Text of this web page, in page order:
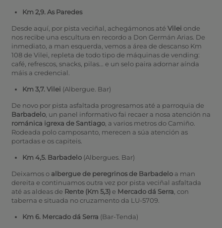
Km 2,9. As Paredes
Desde aquí, por pista veciñal, achegámonos até Vilei onde
nos recibe una escultura en recordo a Don Germán Arias. De
inmediato, a man esquerda, vemos a área de descanso Km
108 de Vilei, repleta de todo tipo de máquinas de vending:
café, refrescos, snacks, pilas... e un selo paira adornar aínda
máis a credencial.
Km 3,7. Vilei (Albergue. Bar)
De novo por pista asfaltada progresamos até a parroquia de
Barbadelo, un panel informativo fai recaer a nosa atención na
románica igrexa de Santiago, a varios metros do Camiño.
Rodeada polo camposanto, merecen a súa atención as
portadas e os capiteis.
Km 4,5. Barbadelo (Albergues. Bar)
Deixamos o albergue de peregrinos de Barbadeloa man
dereita e continuamos outra vez por pista veciñal asfaltada
até as aldeas de Rente (Km 5,3)e Mercado dá Serra , con
taberna e situada no cruzamento da LU-5709.
Km 6. Mercado dá Serra (Bar-Tenda)